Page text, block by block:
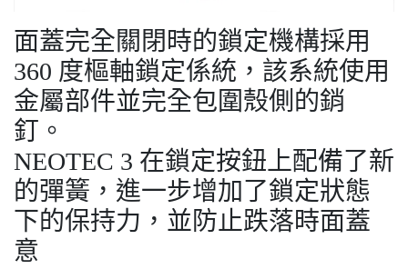
面蓋完全關閉時的鎖定機構採用
360 度樞軸鎖定係統，該系統使用
金屬部件並完全包圍殼側的銷
釘。
NEOTEC 3 在鎖定按鈕上配備了新
的彈簧，進一步增加了鎖定狀態
下的保持力，並防止跌落時面蓋
意